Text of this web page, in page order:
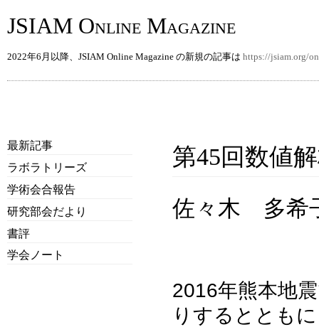
JSIAM Online Magazine
2022年6月以降、JSIAM Online Magazine の新規の記事は https://jsiam.org/
最新記事
ラボラトリーズ
学術会合報告
研究部会だより
書評
学会ノート
第45回数値
佐々木 多希
2016年熊本地
りするととも